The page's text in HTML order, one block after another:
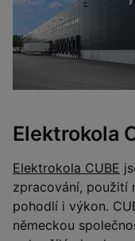
Elektrokola
Elektrokola CUBE
zpracování, použití
pohodlí i výkon.
německou